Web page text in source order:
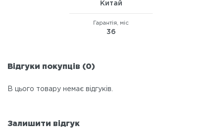
Китай
Гарантія, міс
36
Відгуки покупців (0)
В цього товару немає відгуків.
Залишити відгук